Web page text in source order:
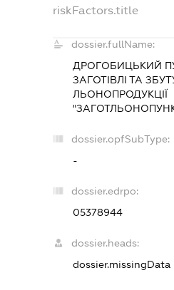
riskFactors.title
dossier.fullName:
ДРОГОБИЦЬКИЙ
ЗАГОТІВЛІ ТА
ЛЬОНОПРОДУКЦІЇ
dossier.opfSubType:
-
dossier.edrpo:
05378944
dossier.heads:
dossier.missingData